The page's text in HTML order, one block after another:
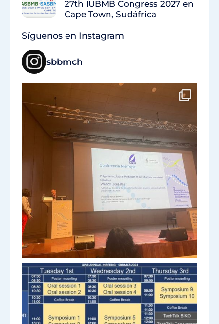
27th IUBMB Congress 2027 en
Cape Town, Sudáfrica
Síguenos en Instagram
sbbmch